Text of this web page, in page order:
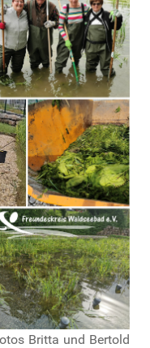
Britta und Bertold